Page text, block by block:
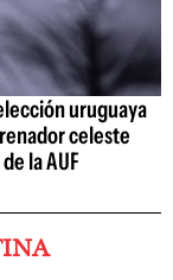
uruguaya
celeste
la AUF